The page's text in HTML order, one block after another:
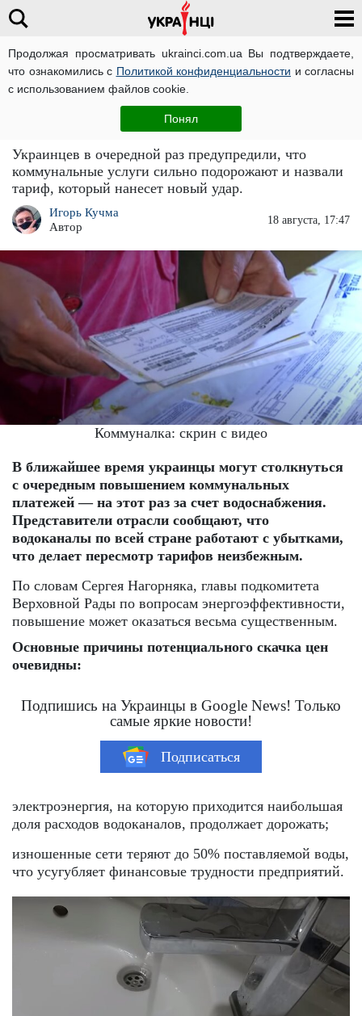
Продолжая просматривать ukrainci.com.ua Вы подтверждаете,
что ознакомились с Политикой конфиденциальности и согласны
с использованием файлов cookie.
Понял
Коммуналка подорожает в разы: какой
тариф лишит пенсии и половины зарплаты
Украинцев в очередной раз предупредили, что
коммунальные услуги сильно подорожают и назвали
тариф, который нанесет новый удар.
Игорь Кучма
Автор
18 августа, 17:47
Коммуналка: скрин с видео
В ближайшее время украинцы могут столкнуться
с очередным повышением коммунальных
платежей — на этот раз за счет водоснабжения.
Представители отрасли сообщают, что
водоканалы по всей стране работают с убытками,
что делает пересмотр тарифов неизбежным.
По словам Сергея Нагорняка, главы подкомитета
Верховной Рады по вопросам энергоэффективности,
повышение может оказаться весьма существенным.
Основные причины потенциального скачка цен
очевидны:
Подпишись на Украинцы в Google News! Только
самые яркие новости!
Подписаться
электроэнергия, на которую приходится наибольшая
доля расходов водоканалов, продолжает дорожать;
изношенные сети теряют до 50% поставляемой воды,
что усугубляет финансовые трудности предприятий.